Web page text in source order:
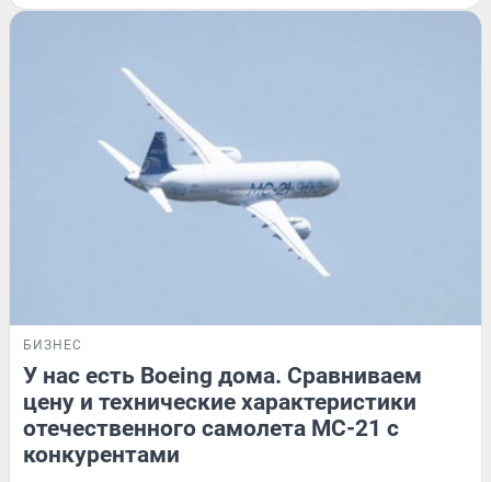
БИЗНЕС
У нас есть Boeing дома. Сравниваем
цену и технические характеристики
отечественного самолета МС-21 с
конкурентами